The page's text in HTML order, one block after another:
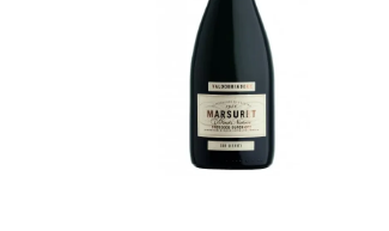
Doporučujeme